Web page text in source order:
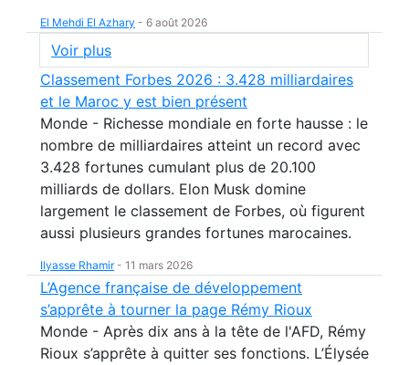
El Mehdi El Azhary - 6 août 2026
Voir plus
Classement Forbes 2026 : 3.428 milliardaires
et le Maroc y est bien présent
Monde - Richesse mondiale en forte hausse : le
nombre de milliardaires atteint un record avec
3.428 fortunes cumulant plus de 20.100
milliards de dollars. Elon Musk domine
largement le classement de Forbes, où figurent
aussi plusieurs grandes fortunes marocaines.
Ilyasse Rhamir- 11 mars 2026
L’Agence française de développement
s’apprête à tourner la page Rémy Rioux
Monde - Après dix ans à la tête de l'AFD, Rémy
Rioux s’apprête à quitter ses fonctions. L’Élysée